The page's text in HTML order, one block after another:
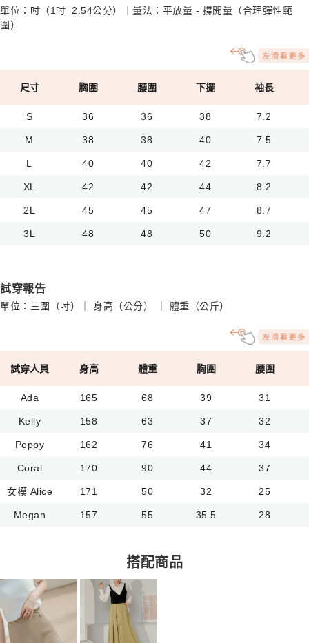
單位：吋（1吋=2.54公分）｜量法：平放量 - 撐開量（合理彈性範
圍）
尺寸 胸圍 腰圍 下擺 袖長
S 36 36 38 7.2
M 38 38 40 7.5
L 40 40 42 7.7
XL 42 42 44 8.2
2L 45 45 47 8.7
3L 48 48 50 9.2
試穿報告
單位：三圍（吋）｜ 身高（公分） ｜ 體重（公斤）
試穿人員 身高 體重 胸圍 腰圍
Ada 165 68 39 31
Kelly 158 63 37 32
Poppy 162 76 41 34
Coral 170 90 44 37
女模 Alice 171 50 32 25
Megan 157 55 35.5 28
搭配商品